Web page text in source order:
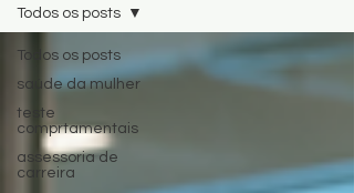
Todos os posts
saúde da mulher
teste
comprtamentais
assessoria de
carreira
Todos os posts